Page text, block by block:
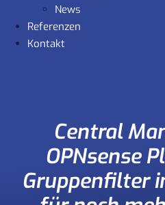
News
Referenzen
Kontakt
Central
OPNsense
Gruppenfilter